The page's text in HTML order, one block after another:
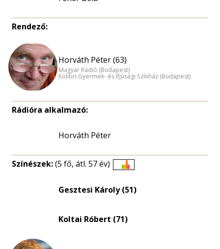
Rendező:
Horváth Péter (63)
Magyar Rádió (Budapest)
Kolibri Gyermek- és Ifjúsági Színház (Budapest)
Rádióra alkalmazó:
Horváth Péter
Színészek:(5 fő, átl. 57 év)
eloszlás
Gesztesi Károly (51)
Koltai Róbert (71)